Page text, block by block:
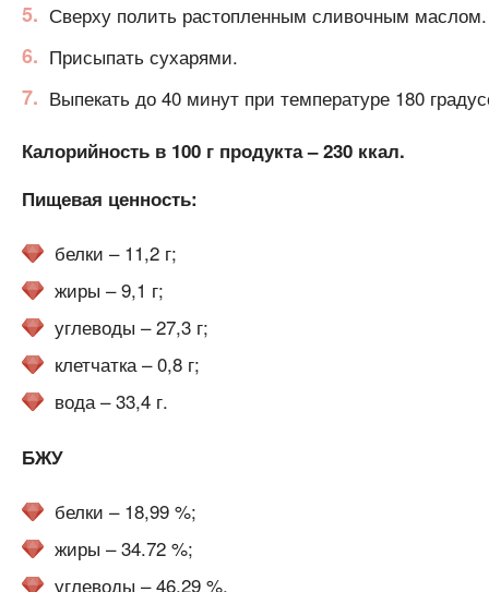
Сверху полить растопленным сливочным маслом.
Присыпать сухарями.
Выпекать до 40 минут при температуре 180
Калорийность в 100 г продукта – 230 ккал.
Пищевая ценность:
белки – 11,2 г;
жиры – 9,1 г;
углеводы – 27,3 г;
клетчатка – 0,8 г;
вода – 33,4 г.
БЖУ
белки – 18,99 %;
жиры – 34.72 %;
углеводы – 46,29 %.